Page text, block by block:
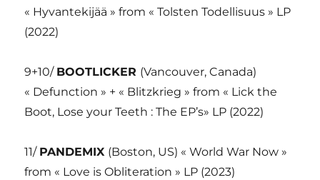
« Hyvantekijää » from « Tolsten Todellisuus » LP
(2022)
9+10/ BOOTLICKER (Vancouver, Canada)
« Defunction » + « Blitzkrieg » from « Lick the
Boot, Lose your Teeth : The EP’s» LP (2022)
11/ PANDEMIX (Boston, US) « World War Now »
from « Love is Obliteration » LP (2023)